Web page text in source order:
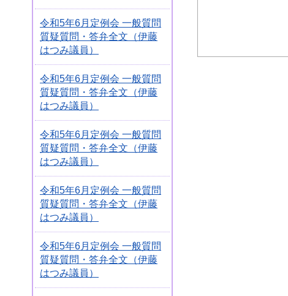
令和5年6月定例会 一般質問
質疑質問・答弁全文（伊藤
はつみ議員）
令和5年6月定例会 一般質問
質疑質問・答弁全文（伊藤
はつみ議員）
令和5年6月定例会 一般質問
質疑質問・答弁全文（伊藤
はつみ議員）
令和5年6月定例会 一般質問
質疑質問・答弁全文（伊藤
はつみ議員）
令和5年6月定例会 一般質問
質疑質問・答弁全文（伊藤
はつみ議員）